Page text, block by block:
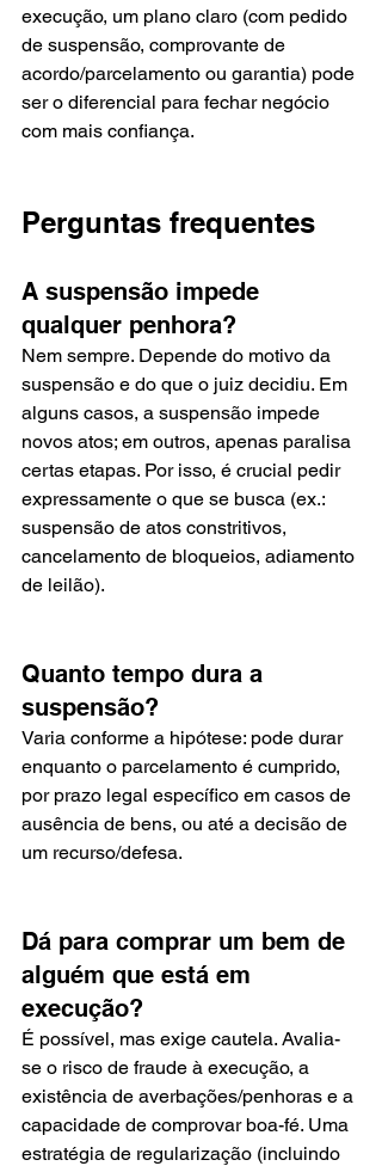
execução, um plano claro (com pedido
de suspensão, comprovante de
acordo/parcelamento ou garantia) pode
ser o diferencial para fechar negócio
com mais confiança.
Perguntas frequentes
A suspensão impede
qualquer penhora?
Nem sempre. Depende do motivo da
suspensão e do que o juiz decidiu. Em
alguns casos, a suspensão impede
novos atos; em outros, apenas paralisa
certas etapas. Por isso, é crucial pedir
expressamente o que se busca (ex.:
suspensão de atos constritivos,
cancelamento de bloqueios, adiamento
de leilão).
Quanto tempo dura a
suspensão?
Varia conforme a hipótese: pode durar
enquanto o parcelamento é cumprido,
por prazo legal específico em casos de
ausência de bens, ou até a decisão de
um recurso/defesa.
Dá para comprar um bem de
alguém que está em
execução?
É possível, mas exige cautela. Avalia-
se o risco de fraude à execução, a
existência de averbações/penhoras e a
capacidade de comprovar boa-fé. Uma
estratégia de regularização (incluindo